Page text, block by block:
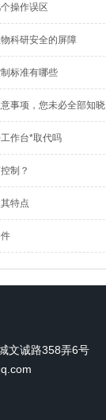
操作误区
科研安全的屏障
标准有哪些
事项，您未必全部知晓
作台*取代吗
制？
特点
文诚路358弄6号